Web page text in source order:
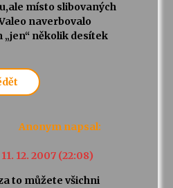
místo slibovaných
naverbovalo
několik desítek
Anonym napsal:
11. 12. 2007 (22:08)
to můžete všichni